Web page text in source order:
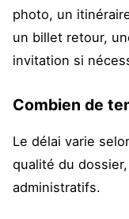
photo, un
un billet retour,
invitation si
Combien de
Le délai varie
qualité du
administratifs.